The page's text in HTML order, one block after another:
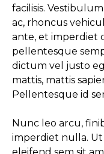
facilisis.
ac, rhoncus
ante, et imperdiet
pellentesque
dictum vel justo
mattis, mattis
Pellentesque id
Nunc leo arcu,
imperdiet nulla.